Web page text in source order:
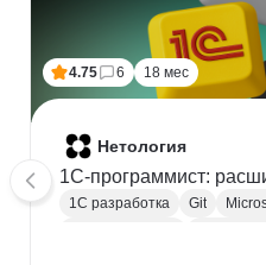
Почитать литературу.
приятной учебы!
4.75 6 18 мес
Нетология
1C-программист:
1С разработка Git